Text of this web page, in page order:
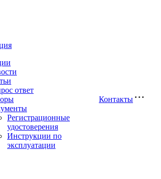
ответ
Регистрационные
удостоверения
Инструкции по
эксплуатации
Контакты